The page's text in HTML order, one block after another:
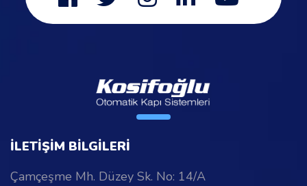
İLETİŞİM BİLGİLERİ
Çamçeşme Mh. Düzey Sk. No: 14/A